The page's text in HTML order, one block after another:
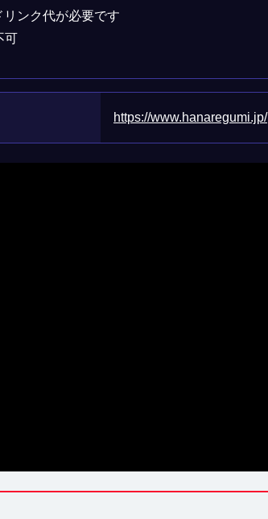
ンク代が必要です
可
https://www.hanaregumi.jp/